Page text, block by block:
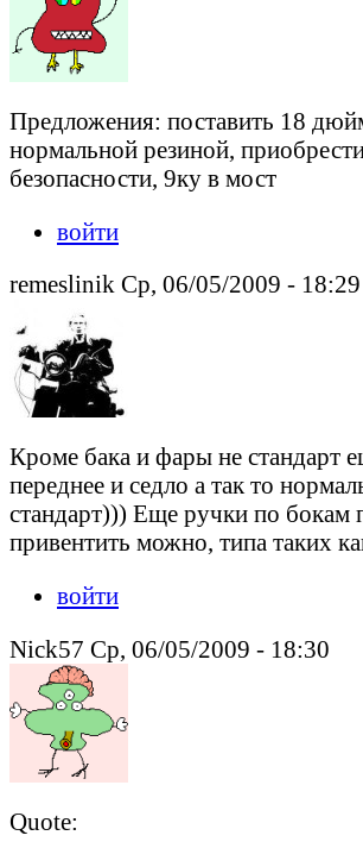
Предложения: поставить 18
нормальной резиной,
безопасности, 9ку в мост
войти
remeslinik Ср, 06/05/2009 - 18:29
Кроме бака и фары не стандарт
переднее и седло а так то
стандарт))) Еще ручки по бокам
привентить можно, типа таких
войти
Nick57 Ср, 06/05/2009 - 18:30
Quote: